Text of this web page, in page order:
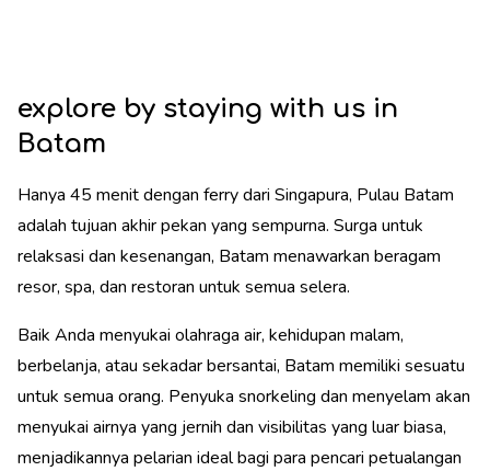
explore by staying with us in
Batam
Hanya 45 menit dengan ferry dari Singapura, Pulau Batam
adalah tujuan akhir pekan yang sempurna. Surga untuk
relaksasi dan kesenangan, Batam menawarkan beragam
resor, spa, dan restoran untuk semua selera.
Baik Anda menyukai olahraga air, kehidupan malam,
berbelanja, atau sekadar bersantai, Batam memiliki sesuatu
untuk semua orang. Penyuka snorkeling dan menyelam akan
menyukai airnya yang jernih dan visibilitas yang luar biasa,
menjadikannya pelarian ideal bagi para pencari petualangan